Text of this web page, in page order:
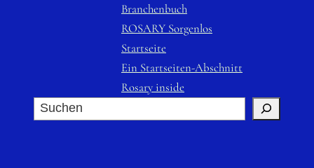
Branchenbuch
ROSARY Sorgenlos
Startseite
Ein Startseiten-Abschnitt
Rosary inside